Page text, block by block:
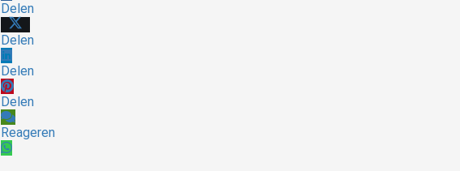
Delen
Delen
Delen
Delen
Reageren